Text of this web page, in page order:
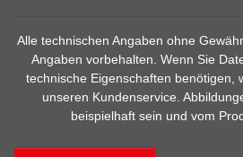
Alle technischen Angaben ohne
Angaben vorbehalten. Wenn Sie
technische Eigenschaften benötigen,
unseren Kundenservice.
beispielhaft sein und vom